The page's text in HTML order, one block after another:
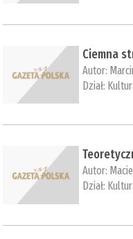
Ciemna
Autor:
Dział:
Autor:
Dział: